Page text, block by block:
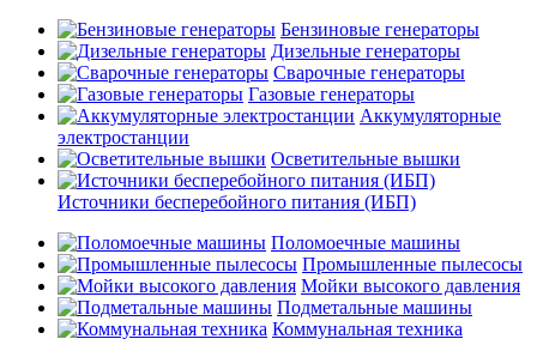
Бензиновые генераторы
Дизельные генераторы
Сварочные генераторы
Газовые генераторы
Аккумуляторные
электростанции
Осветительные вышки
Источники бесперебойного питания (ИБП)
Поломоечные машины
Промышленные пылесосы
Мойки высокого давления
Подметальные машины
Коммунальная техника